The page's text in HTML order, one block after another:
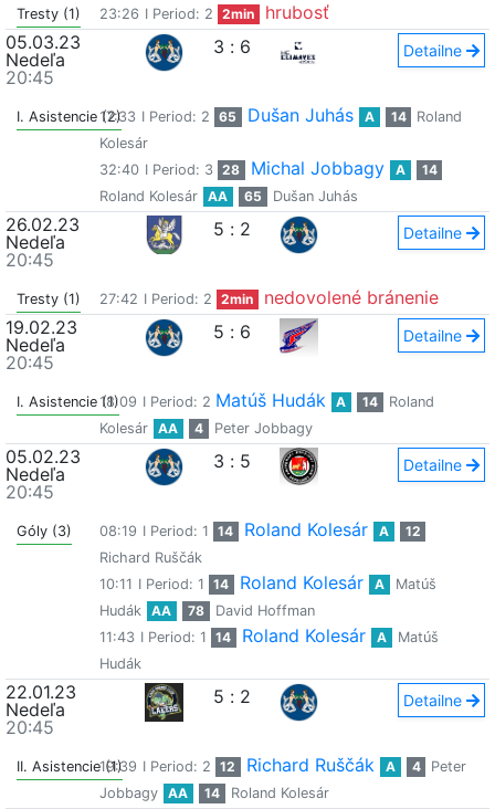
Tresty (1) 23:26 I Period: 2 2min
hrubosť
05.03.23
Nedeľa
20:45
3 : 6 Detailne
I. Asistencie (2)
17:33 I Period: 2 65 Dušan Juhás A 14
Roland
Kolesár
32:40 I Period: 3 28 Michal Jobbagy A
14
Roland Kolesár
AA 65 Dušan Juhás
26.02.23
Nedeľa
20:45
5 : 2 Detailne
Tresty (1) 27:42 I Period: 2 2min
nedovolené bránenie
19.02.23
Nedeľa
20:45
5 : 6 Detailne
I. Asistencie (1)18:09 I Period: 2 Matúš Hudák A 14
Roland
Kolesár
AA 4 Peter Jobbagy
05.02.23
Nedeľa
20:45
3 : 5 Detailne
Góly (3) 08:19 I Period: 1 14 Roland Kolesár A
12
Richard Ruščák
10:11 I Period: 1 14 Roland Kolesár A
Matúš
Hudák
AA 78
David Hoffman
11:43 I Period: 1 14 Roland Kolesár A
Matúš
Hudák
22.01.23
Nedeľa
20:45
5 : 2 Detailne
II. Asistencie (1)
19:39 I Period: 2 12 Richard Ruščák A 4
Peter
Jobbagy
AA 14 Roland Kolesár